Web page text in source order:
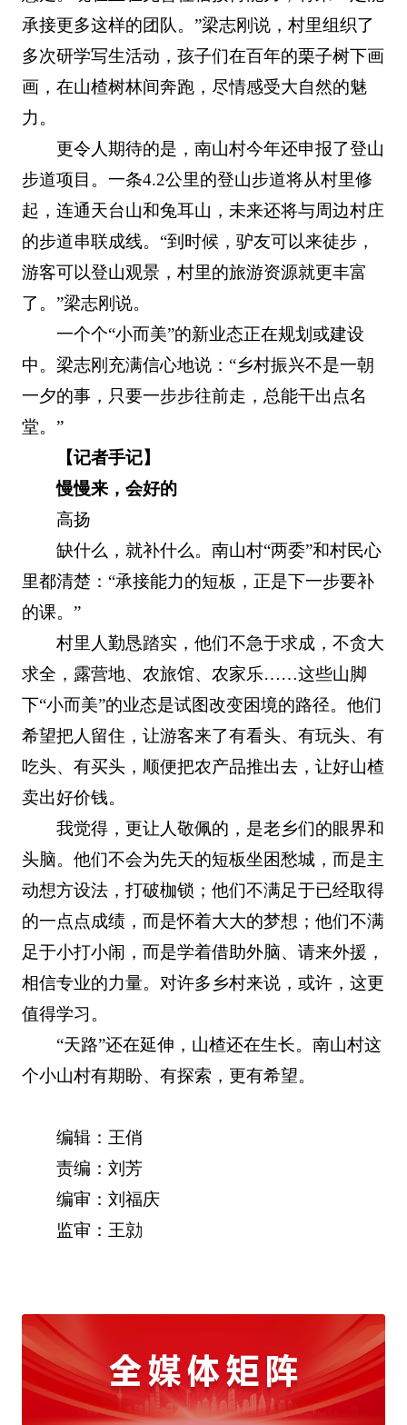
承接更多这样的团队。”梁志刚说，村里组织了
多次研学写生活动，孩子们在百年的栗子树下画
画，在山楂树林间奔跑，尽情感受大自然的魅
力。
更令人期待的是，南山村今年还申报了登山
步道项目。一条4.2公里的登山步道将从村里修
起，连通天台山和兔耳山，未来还将与周边村庄
的步道串联成线。“到时候，驴友可以来徒步，
游客可以登山观景，村里的旅游资源就更丰富
了。”梁志刚说。
一个个“小而美”的新业态正在规划或建设
中。梁志刚充满信心地说：“乡村振兴不是一朝
一夕的事，只要一步步往前走，总能干出点名
堂。”
【记者手记】
慢慢来，会好的
高扬
缺什么，就补什么。南山村“两委”和村民心
里都清楚：“承接能力的短板，正是下一步要补
的课。”
村里人勤恳踏实，他们不急于求成，不贪大
求全，露营地、农旅馆、农家乐……这些山脚
下“小而美”的业态是试图改变困境的路径。他们
希望把人留住，让游客来了有看头、有玩头、有
吃头、有买头，顺便把农产品推出去，让好山楂
卖出好价钱。
我觉得，更让人敬佩的，是老乡们的眼界和
头脑。他们不会为先天的短板坐困愁城，而是主
动想方设法，打破枷锁；他们不满足于已经取得
的一点点成绩，而是怀着大大的梦想；他们不满
足于小打小闹，而是学着借助外脑、请来外援，
相信专业的力量。对许多乡村来说，或许，这更
值得学习。
“天路”还在延伸，山楂还在生长。南山村这
个小山村有期盼、有探索，更有希望。
编辑：王俏
责编：刘芳
编审：刘福庆
监审：王勍